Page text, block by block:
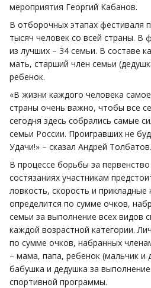
мероприятия Георгий Кабанов.
В отборочных этапах фестиваля
тысяч человек со всей страны. В
из лучших – 34 семьи. В составе
мать, старший член семьи
ребенок.
«В жизни каждого человека
страны очень важно, чтобы все
сегодня здесь собрались самые
семьи России. Проигравших не
Удачи!» – сказал Андрей Толбатов.
В процессе борьбы за
состязаниях участникам
ловкость, скорость и
определится по сумме очков,
семьи за выполнение всех видов
каждой возрастной категории.
по сумме очков, набранных
– мама, папа, ребенок (мальчик и
бабушка и дедушка за
спортивной программы.